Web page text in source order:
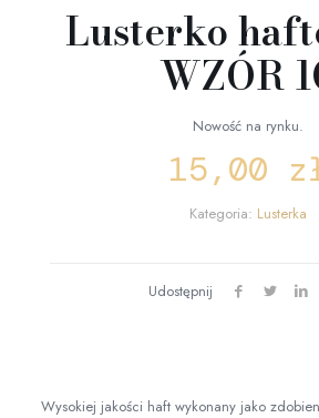
Lusterko
WZÓR
Nowość na rynku.
15,00
Kategoria: Lusterka
Udostępnij
Wysokiej jakości haft wykonany jako